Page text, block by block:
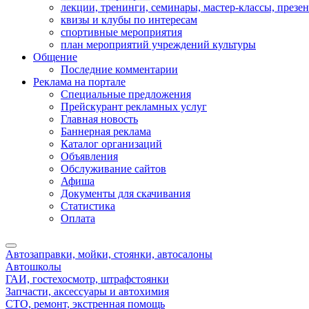
лекции, тренинги, семинары, мастер-классы,
квизы и клубы по интересам
спортивные мероприятия
план мероприятий учреждений культуры
Общение
Последние комментарии
Реклама на портале
Специальные предложения
Прейскурант рекламных услуг
Главная новость
Баннерная реклама
Каталог организаций
Объявления
Обслуживание сайтов
Афиша
Документы для скачивания
Статистика
Оплата
Автозаправки, мойки, стоянки, автосалоны
Автошколы
ГАИ, гостехосмотр, штрафстоянки
Запчасти, аксессуары и автохимия
СТО, ремонт, экстренная помощь